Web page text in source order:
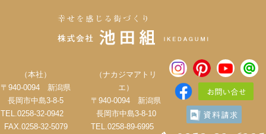
（本社）
〒940-0094 新潟県
長岡市中島3-8-5
TEL.0258-32-0942
FAX.0258-32-5079
（ナカジマアトリ
エ）
〒940-0094 新潟県
長岡市中島3-8-10
TEL.0258-89-6995